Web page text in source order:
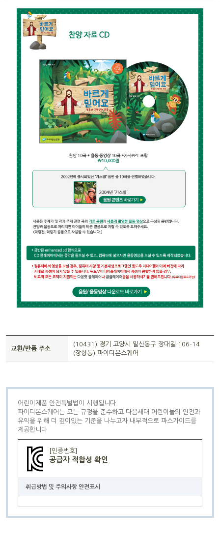
교환/반품 주소
(10431) 경기 고양시 일산동구 장대길 106-14
(장항동) 파이디온스퀘어
어린이제품 안전특별법이 시행됩니다.
파이디온스퀘어는 모든 규정을 준수하고 다음세대 어린이들의 안전과
유익을 위해 더 깊이있는 기준을 나누고자 내부적으로 파스가이드를
제공합니다
[인증번호]
공급자 적합성 확인
취급방법 및 주의사항 안전표시